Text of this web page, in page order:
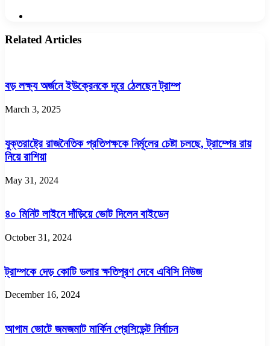
Related Articles
বড় লক্ষ্য অর্জনে ইউক্রেনকে দূরে ঠেলছেন ট্রাম্প
March 3, 2025
যুক্তরাষ্ট্রে রাজনৈতিক প্রতিপক্ষকে নির্মূলের চেষ্টা চলছে, ট্রাম্পের রায়
নিয়ে রাশিয়া
May 31, 2024
৪০ মিনিট লাইনে দাঁড়িয়ে ভোট দিলেন বাইডেন
October 31, 2024
ট্রাম্পকে দেড় কোটি ডলার ক্ষতিপূরণ দেবে এবিসি নিউজ
December 16, 2024
আগাম ভোটে জমজমাট মার্কিন প্রেসিডেন্ট নির্বাচন